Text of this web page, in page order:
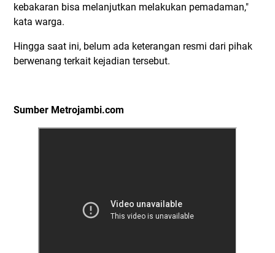
kebakaran bisa melanjutkan melakukan pemadaman,"
kata warga.
Hingga saat ini, belum ada keterangan resmi dari pihak
berwenang terkait kejadian tersebut.
Sumber Metrojambi.com